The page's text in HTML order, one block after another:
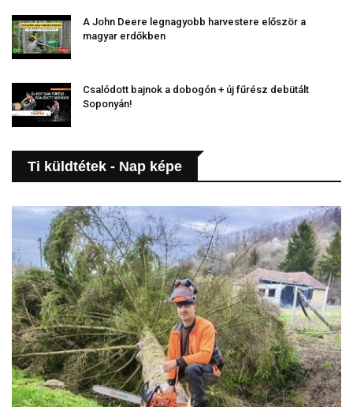
A John Deere legnagyobb harvestere először a
magyar erdőkben
Csalódott bajnok a dobogón + új fűrész debütált
Soponyán!
Ti küldtétek - Nap képe